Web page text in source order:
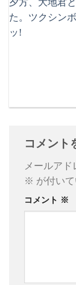
た。ツクシン
ッ!
コメント
メールアド
※ が付い
コメント ※